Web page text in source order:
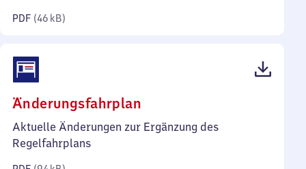
PDF (46 kB)
Änderungsfahrplan
94
Aktuelle Änderungen zur Ergänzung des
Regelfahrplans